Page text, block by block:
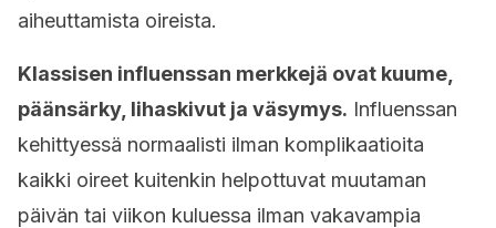
aiheuttamista oireista.
Klassisen influenssan merkkejä ovat kuume,
päänsärky, lihaskivut ja väsymys. Influenssan
kehittyessä normaalisti ilman komplikaatioita
kaikki oireet kuitenkin helpottuvat muutaman
päivän tai viikon kuluessa ilman vakavampia